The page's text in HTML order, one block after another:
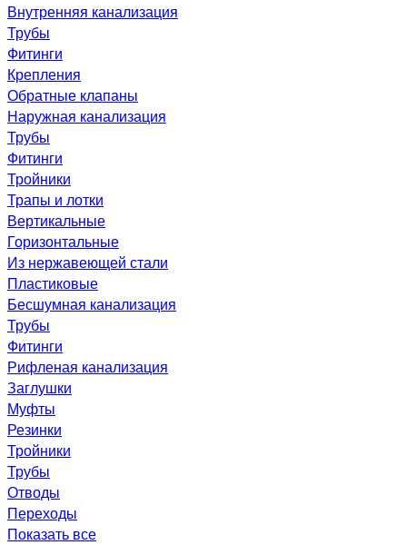
Внутренняя канализация
Трубы
Фитинги
Крепления
Обратные клапаны
Наружная канализация
Трубы
Фитинги
Тройники
Трапы и лотки
Вертикальные
Горизонтальные
Из нержавеющей стали
Пластиковые
Бесшумная канализация
Трубы
Фитинги
Рифленая канализация
Заглушки
Муфты
Резинки
Тройники
Трубы
Отводы
Переходы
Показать все